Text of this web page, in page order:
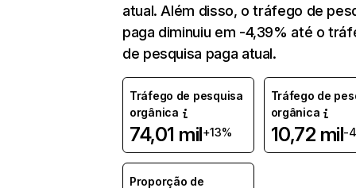
atual. Além disso, o tráfego de
paga diminuiu em -4,39% até o
de pesquisa paga atual.
Tráfego de pesquisa
orgânica
74,01 mil+13%
Tráfego de
orgânica
10,72 mil-
Proporção de